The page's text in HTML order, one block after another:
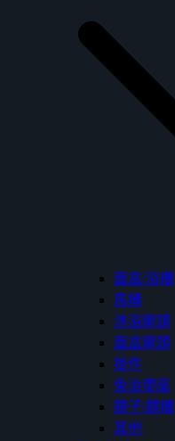
面盆/浴櫃
馬桶
沐浴龍頭
面盆龍頭
掛件
免治便座
鏡子/鏡櫃
其他